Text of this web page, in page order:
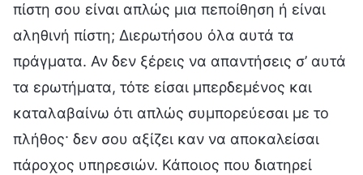
πίστη σου είναι απλώς μια πεποίθηση ή είναι
αληθινή πίστη; Διερωτήσου όλα αυτά τα
πράγματα. Αν δεν ξέρεις να απαντήσεις σ’ αυτά
τα ερωτήματα, τότε είσαι μπερδεμένος και
καταλαβαίνω ότι απλώς συμπορεύεσαι με το
πλήθος· δεν σου αξίζει καν να αποκαλείσαι
πάροχος υπηρεσιών. Κάποιος που διατηρεί